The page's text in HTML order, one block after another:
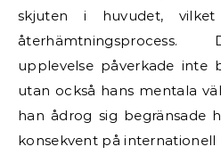
skjuten i huvudet,
återhämtningsprocess.
upplevelse påverkade inte
utan också hans mentala
han ådrog sig begränsade
konsekvent på internationell